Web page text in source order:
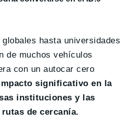
hasta universidades
de muchos vehículos
con un autocar cero
significativo en la
instituciones y las
de cercanía.